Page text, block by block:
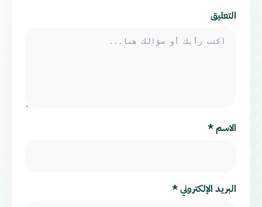
التعليق
الاسم*
البريد الإلكتروني*